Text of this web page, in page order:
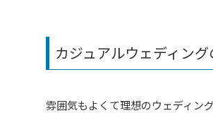
カジュアルウェディン
雰囲気もよくて理想のウェディン